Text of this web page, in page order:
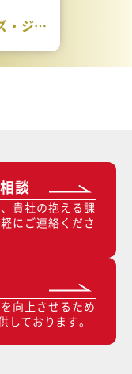
・ジャ
談
貴社の抱える課
にご連絡くださ
向上させるため
しております。